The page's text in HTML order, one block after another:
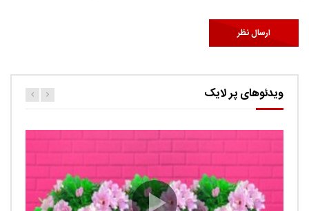
ویدئوهای پر لایک
کارتون اگنس این قسمت ربات ها
حامد 0.9K
Ut facilisis consectetur tristique. Suspendisse porta